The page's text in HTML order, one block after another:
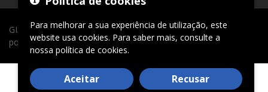
GIAGI © 2026. Todos os direitos reservados. Desenvolvimento
por
CLIC24®
Para melhorar a sua experiência de utilização, este
website usa cookies. Para saber mais, consulte a
nossa política de cookies.
Aceitar Recusar